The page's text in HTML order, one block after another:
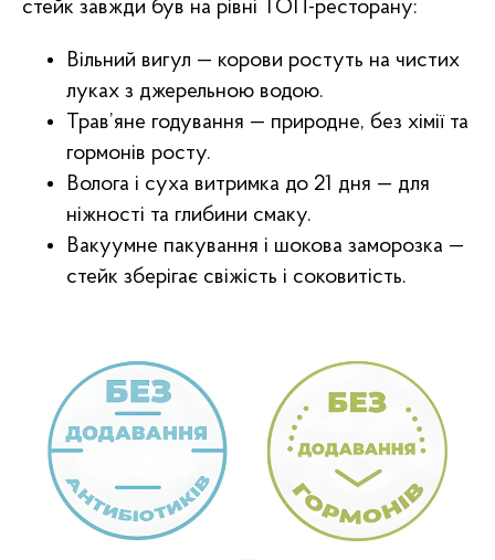
стейк завжди був на рівні ТОП-ресторану:
Вільний вигул — корови ростуть на чистих
луках з джерельною водою.
Трав’яне годування — природне, без хімії та
гормонів росту.
Волога і суха витримка до 21 дня — для
ніжності та глибини смаку.
Вакуумне пакування і шокова заморозка —
стейк зберігає свіжість і соковитість.
Мангалиця &
Свинина
Крафтові Ковбаси,
Котлети & Smoker
Дика риба,
Морепродукти
& Лосось
Дитячі ЕКО
Продукти